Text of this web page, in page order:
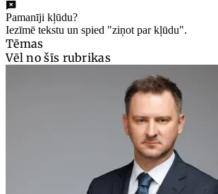
Pamanīji kļūdu?
Iezīmē tekstu un spied "ziņot par kļūdu".
Tēmas
Vēl no šīs rubrikas